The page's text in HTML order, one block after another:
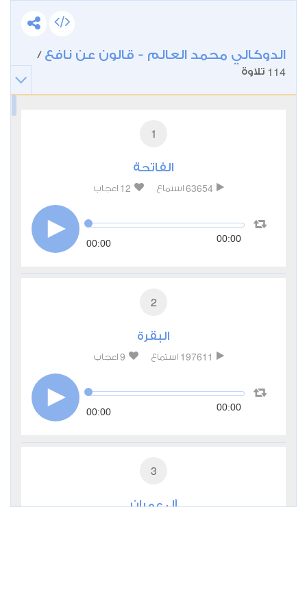
الدوكالي محمد العالم - قالون عن نافع /
114 تلاوة
1
الفاتحة
63654 استماع 12 اعجاب
00:00 00:00
2
البقرة
197611 استماع 9 اعجاب
00:00 00:00
3
آل عمران